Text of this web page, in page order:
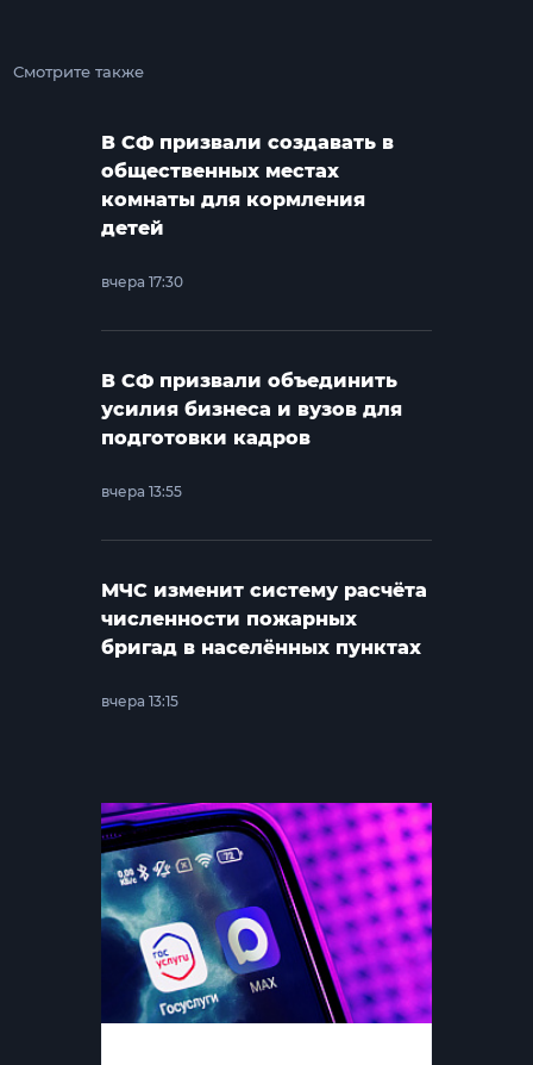
Смотрите также
В СФ призвали создавать в
общественных местах
комнаты для кормления
детей
вчера 17:30
В СФ призвали объединить
усилия бизнеса и вузов для
подготовки кадров
вчера 13:55
МЧС изменит систему расчёта
численности пожарных
бригад в населённых пунктах
вчера 13:15